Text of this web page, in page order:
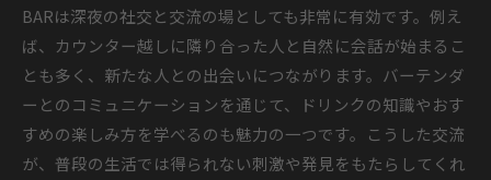
BARは深夜の社交と交流の場としても非常に有効です。例え
ば、カウンター越しに隣り合った人と自然に会話が始まるこ
とも多く、新たな人との出会いにつながります。バーテンダ
ーとのコミュニケーションを通じて、ドリンクの知識やおす
すめの楽しみ方を学べるのも魅力の一つです。こうした交流
が、普段の生活では得られない刺激や発見をもたらしてくれ